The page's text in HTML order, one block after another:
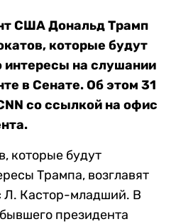
США Дональд Трамп
которые будут
интересы на слушании
в Сенате. Об этом 31
со ссылкой на офис
которые будут
Трампа, возглавят
Кастор-младший. В
президента